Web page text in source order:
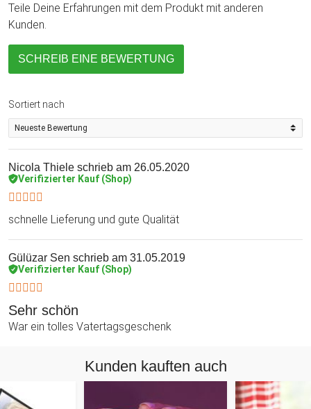
Teile Deine Erfahrungen mit dem Produkt mit anderen
Kunden.
SCHREIB EINE BEWERTUNG
Sortiert nach
Nicola Thiele schrieb am 26.05.2020
Verifizierter Kauf (Shop)
schnelle Lieferung und gute Qualität
Gülüzar Sen schrieb am 31.05.2019
Verifizierter Kauf (Shop)
Sehr schön
War ein tolles Vatertagsgeschenk
Kunden kauften auch